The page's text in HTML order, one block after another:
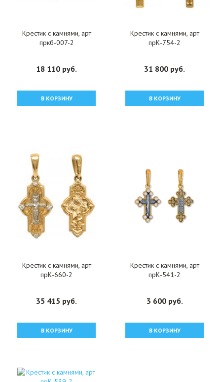
Крестик с камнями, арт
пркб-007-2
18 110 руб.
В КОРЗИНУ
Крестик с камнями, арт
прК-754-2
31 800 руб.
В КОРЗИНУ
Крестик с камнями, арт
прК-660-2
35 415 руб.
В КОРЗИНУ
Крестик с камнями, арт
прК-541-2
3 600 руб.
В КОРЗИНУ